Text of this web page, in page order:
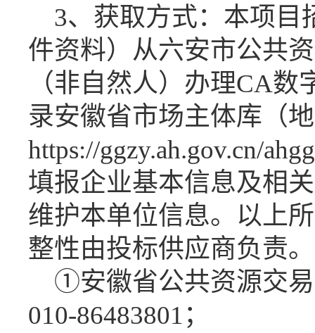
3、获取方式：本项目
件资料）从六安市公共
（非自然人）办理CA数
录安徽省市场主体库（
https://ggzy.ah.gov.cn/
填报企业基本信息及相
维护本单位信息。以上
整性由投标供应商负责。
①安徽省公共资源交
010-86483801；